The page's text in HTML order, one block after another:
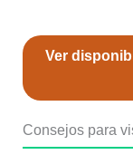
Ver
Consejos para